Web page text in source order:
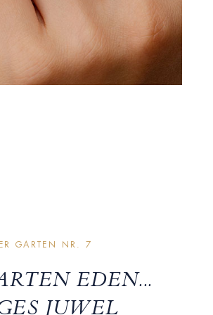
GARTEN NR. 7
EDEN...